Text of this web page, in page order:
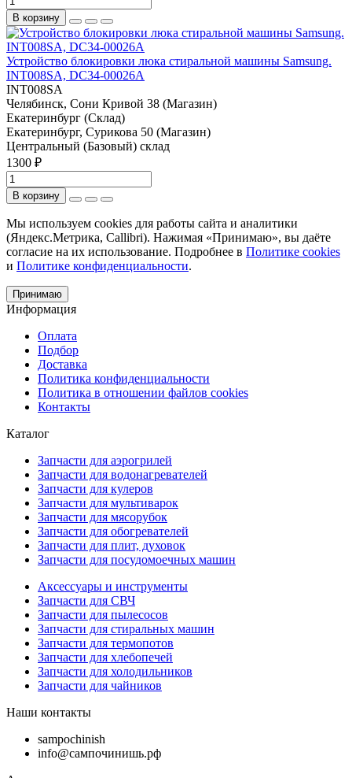
В корзину
Устройство блокировки люка стиральной машины Samsung.
INT008SA, DC34-00026A
INT008SA
Челябинск, Сони Кривой 38 (Магазин)
Екатеринбург (Склад)
Екатеринбург, Сурикова 50 (Магазин)
Центральный (Базовый) склад
1300 ₽
В корзину
Мы используем cookies для работы сайта и аналитики
(Яндекс.Метрика, Callibri). Нажимая «Принимаю», вы даёте
согласие на их использование. Подробнее в Политике cookies
и Политике конфиденциальности.
Принимаю
Информация
Оплата
Подбор
Доставка
Политика конфиденциальности
Политика в отношении файлов cookies
Контакты
Каталог
Запчасти для аэрогрилей
Запчасти для водонагревателей
Запчасти для кулеров
Запчасти для мультиварок
Запчасти для мясорубок
Запчасти для обогревателей
Запчасти для плит, духовок
Запчасти для посудомоечных машин
Аксессуары и инструменты
Запчасти для СВЧ
Запчасти для пылесосов
Запчасти для стиральных машин
Запчасти для термопотов
Запчасти для хлебопечей
Запчасти для холодильников
Запчасти для чайников
Наши контакты
sampochinish
info@сампочинишь.рф